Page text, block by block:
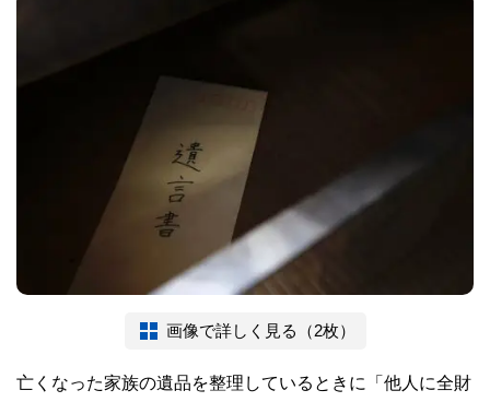
画像で詳しく見る（2枚）
亡くなった家族の遺品を整理しているときに「他人に全財